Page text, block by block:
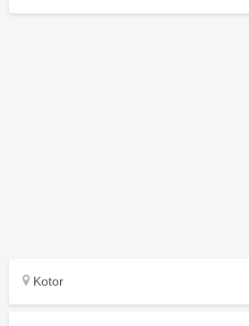
Kotor